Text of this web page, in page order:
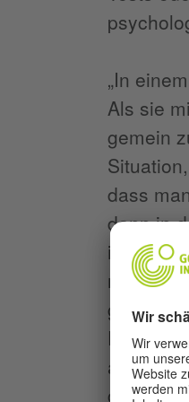
„In
Als sie
gemein
dass
dann in
ihrem
nicht
gezielter
achtzig
geführte